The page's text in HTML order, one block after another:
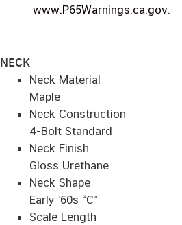
www.P65Warnings.ca.gov.
NECK
Neck Material
Maple
Neck Construction
4-Bolt Standard
Neck Finish
Gloss Urethane
Neck Shape
Early ’60s “C”
Scale Length